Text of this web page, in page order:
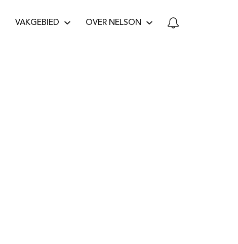
VAKGEBIED OVER NELSON